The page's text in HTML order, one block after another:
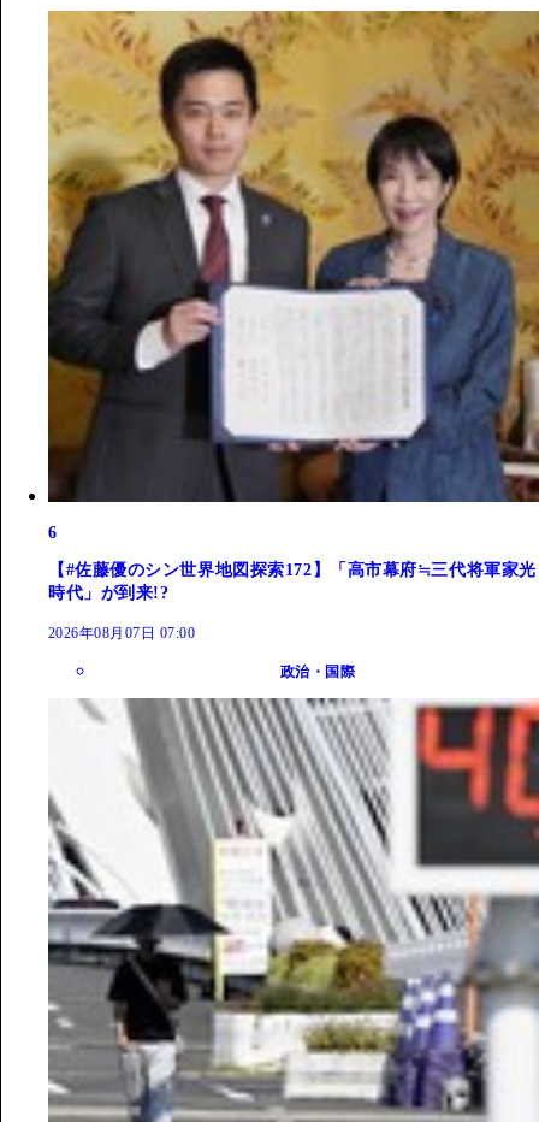
6
【#佐藤優のシン世界地図探索172】「高市幕府≒三代将軍家光
時代」が到来!?
2026年08月07日 07:00
政治・国際